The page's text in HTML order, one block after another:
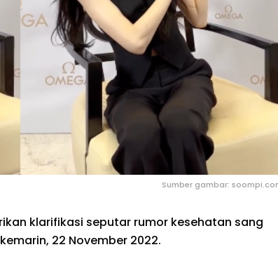
Sumber gambar:
klarifikasi seputar rumor kesehatan sang
22 November 2022.